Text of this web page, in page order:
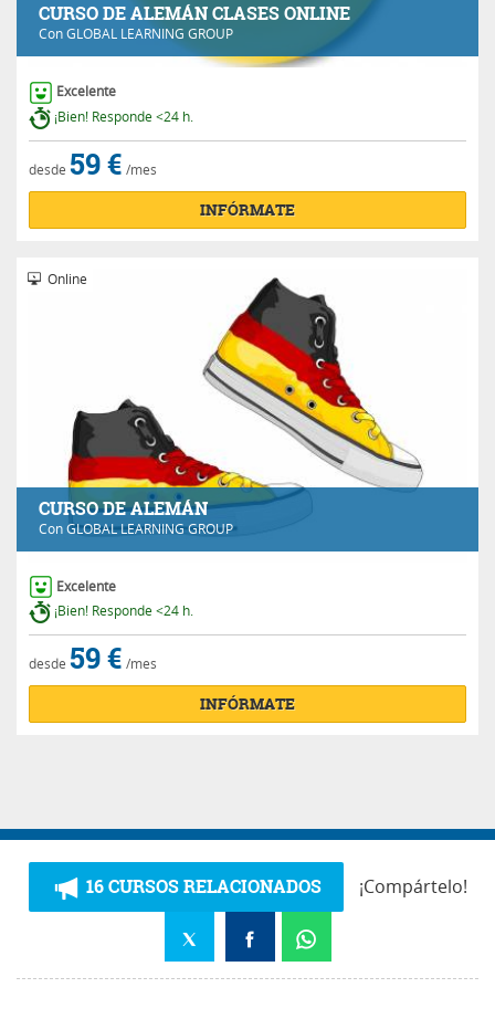
CURSO DE ALEMÁN CLASES ONLINE
ConGLOBAL LEARNING GROUP
Excelente
¡Bien! Responde <24 h.
desde 59 € /mes
INFÓRMATE
CURSO DE ALEMÁN
ConGLOBAL LEARNING GROUP
Online
Excelente
¡Bien! Responde <24 h.
desde 59 € /mes
INFÓRMATE
16 CURSOS RELACIONADOS ¡Compártelo!